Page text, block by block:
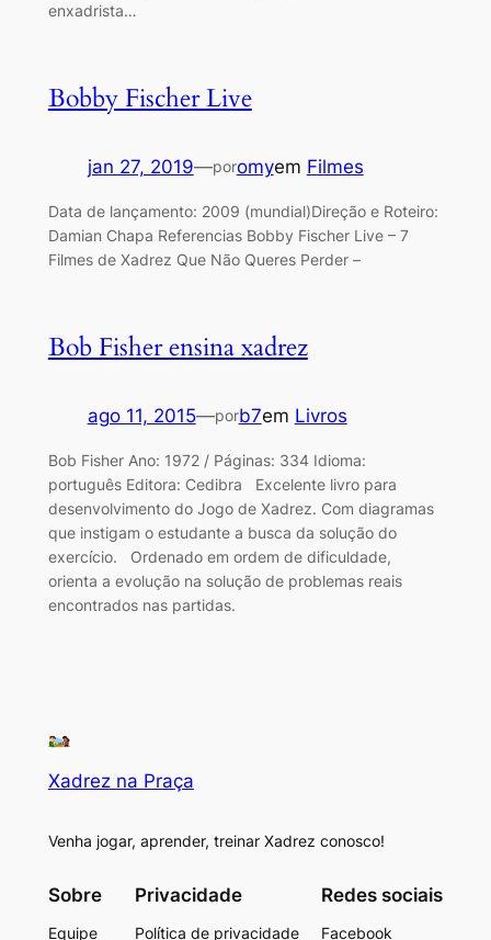
enxadrista…
Bobby Fischer Live
jan 27, 2019—poromyem Filmes
Data de lançamento: 2009 (mundial)Direção e Roteiro:
Damian Chapa Referencias Bobby Fischer Live – 7
Filmes de Xadrez Que Não Queres Perder –
Bob Fisher ensina xadrez
ago 11, 2015—porb7em Livros
Bob Fisher Ano: 1972 / Páginas: 334 Idioma:
português Editora: Cedibra Excelente livro para
desenvolvimento do Jogo de Xadrez. Com diagramas
que instigam o estudante a busca da solução do
exercício. Ordenado em ordem de dificuldade,
orienta a evolução na solução de problemas reais
encontrados nas partidas.
Xadrez na Praça
Venha jogar, aprender, treinar Xadrez conosco!
Sobre
Equipe
Privacidade
Política de privacidade
Redes sociais
Facebook